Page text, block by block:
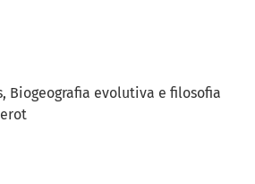
Biogeografia evolutiva e filosofia